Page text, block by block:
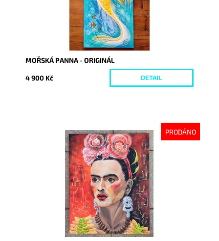
MOŘSKÁ PANNA - ORIGINÁL
4 900 Kč DETAIL
PRODÁNO
Vyprodáno
9044